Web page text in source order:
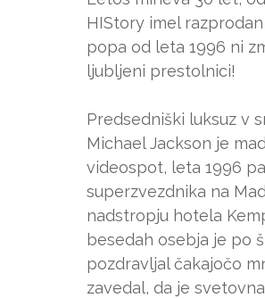
HIStory imel
popa od leta 1996 ni
ljubljeni prestolnici!
Predsedniški luksuz v
Michael Jackson je
videospot, leta 1996
superzvezdnika na
nadstropju hotela
besedah osebja je po
pozdravljal čakajočo
zavedal, da je